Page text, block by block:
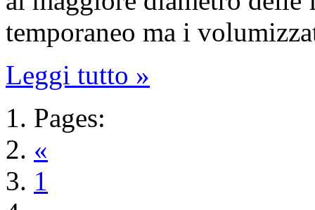
temporaneo ma i
Leggi tutto »
Pages:
«
1